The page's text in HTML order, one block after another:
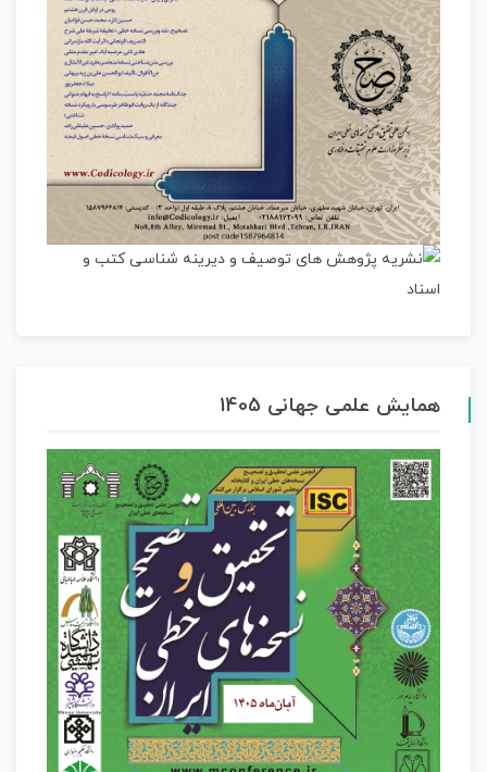
همایش علمی جهانی 1405